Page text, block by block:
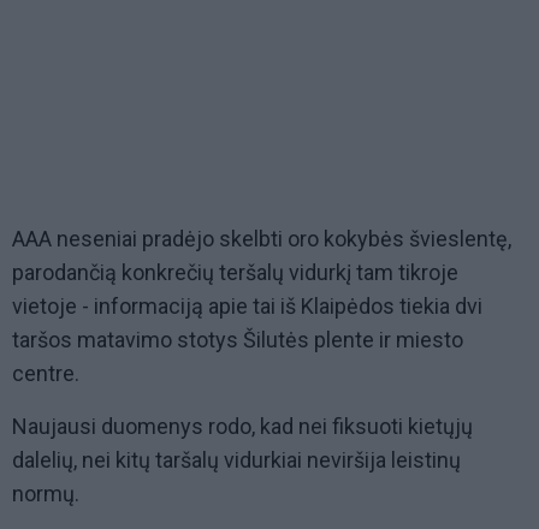
AAA neseniai pradėjo skelbti oro kokybės švieslentę,
parodančią konkrečių teršalų vidurkį tam tikroje
vietoje - informaciją apie tai iš Klaipėdos tiekia dvi
taršos matavimo stotys Šilutės plente ir miesto
centre.
Naujausi duomenys rodo, kad nei fiksuoti kietųjų
dalelių, nei kitų taršalų vidurkiai neviršija leistinų
normų.